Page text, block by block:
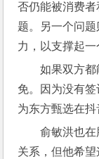
否仍能被消费
题。另一个问
力，以支撑起一
如果双方
免。因为没有
为东方甄选在抖
俞敏洪也
关系，但他希